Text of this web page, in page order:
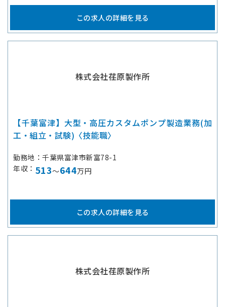
この求人の詳細を見る
株式会社荏原製作所
【千葉富津】大型・高圧カスタムポンプ製造業務(加
工・組立・試験)〈技能職〉
勤務地
千葉県富津市新富78-1
年収
513～644万円
この求人の詳細を見る
株式会社荏原製作所